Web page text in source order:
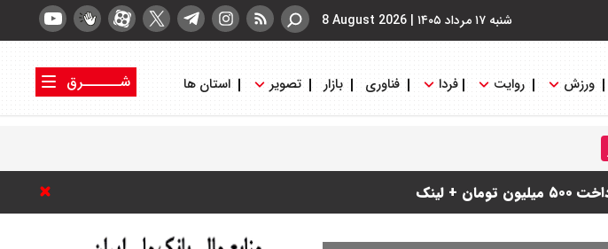
شنبه ۱۷ مرداد ۱۴۰۵ |
8 August 2026
ورزش روایت فردا فناوری بازار تصویر استان ها
شــــــرق